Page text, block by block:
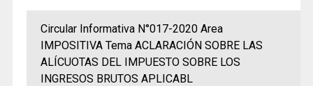
Circular Informativa N°017-2020 Area
IMPOSITIVA Tema ACLARACIÓN SOBRE LAS
ALÍCUOTAS DEL IMPUESTO SOBRE LOS
INGRESOS BRUTOS APLICABL